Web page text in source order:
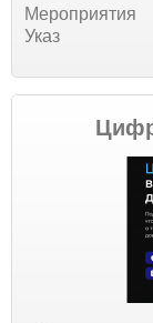
Мероприятия
Указ